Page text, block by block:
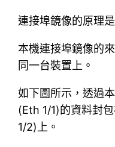
連接埠鏡像的原理
本機連接埠鏡像的
同一台裝置上。
如下圖所示，透過
(Eth 1/1)的資料封
1/2)上。